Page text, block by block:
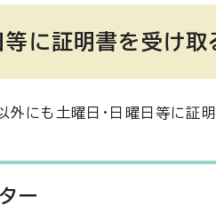
等に証明書を受け取
外にも土曜日・日曜日等に証
ー